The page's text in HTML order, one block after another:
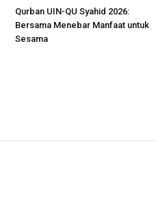
Qurban UIN-QU Syahid 2026:
Bersama Menebar Manfaat untuk
Sesama